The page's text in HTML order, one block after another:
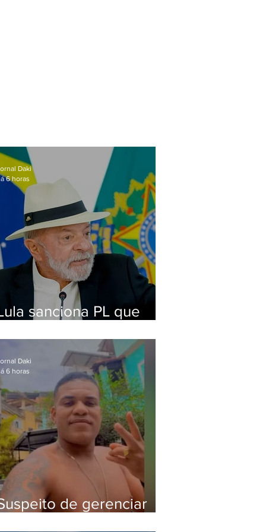
sanciona PL que
contra crianças
Daki
6 horas
de gerenciar
Daki
6 horas